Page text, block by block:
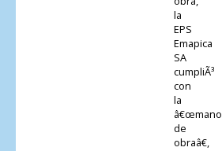
la
EPS
Emapica
SA
cumpliÃ³
con
la
â€œmano
de
obraâ€,